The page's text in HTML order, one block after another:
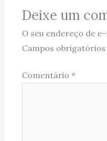
Deixe um
O seu endereço de
Campos
Comentário *